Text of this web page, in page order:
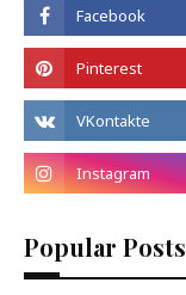
Popular Posts